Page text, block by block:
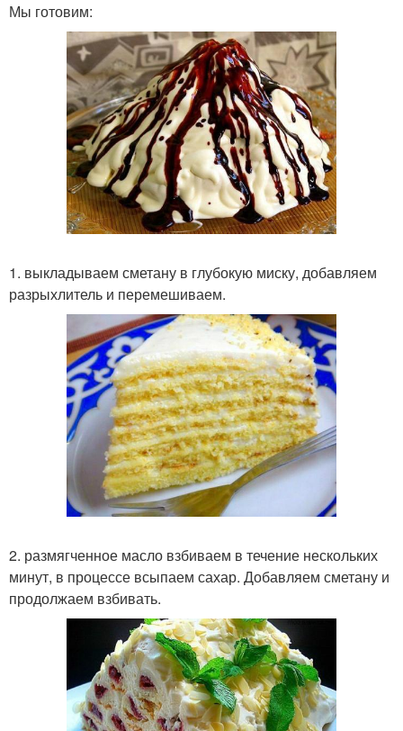
Мы готовим:
1. выкладываем сметану в глубокую миску, добавляем
разрыхлитель и перемешиваем.
2. размягченное масло взбиваем в течение нескольких
минут, в процессе всыпаем сахар. Добавляем сметану и
продолжаем взбивать.